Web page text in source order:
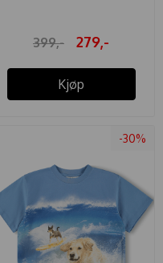
399,- 279,-
Kjøp
-30%